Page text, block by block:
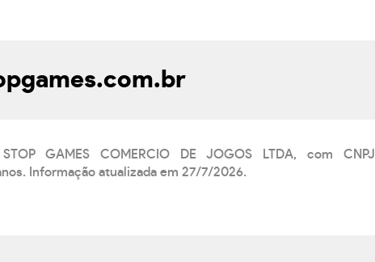
GAMES COMERCIO DE JOGOS LTDA, com CNPJ
Informação atualizada em 27/7/2026.